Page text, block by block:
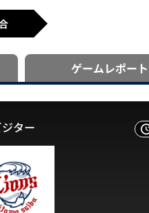
ゲームレポート
ター